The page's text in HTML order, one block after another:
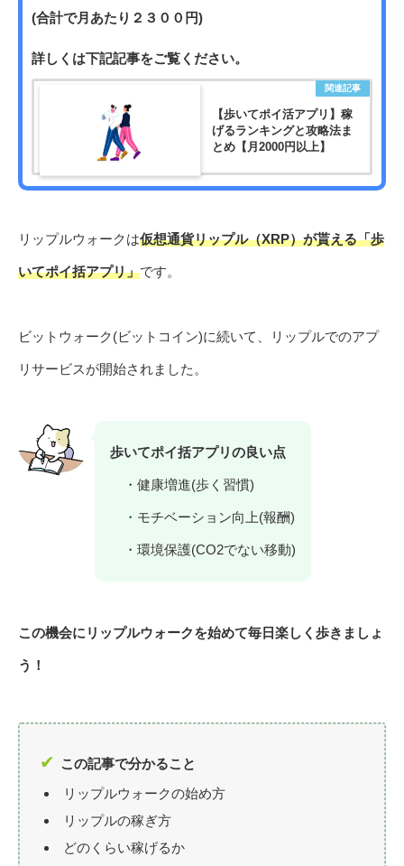
(合計で月あたり２３００円)
詳しくは下記記事をご覧ください。
関連記事
【歩いてポイ活アプリ】稼
げるランキングと攻略法ま
とめ【月2000円以上】
リップルウォークは仮想通貨リップル（XRP）が貰える「歩
いてポイ括アプリ」です。
ビットウォーク(ビットコイン)に続いて、リップルでのアプ
リサービスが開始されました。
歩いてポイ括アプリの良い点
・健康増進(歩く習慣)
・モチベーション向上(報酬)
・環境保護(CO2でない移動)
この機会にリップルウォークを始めて毎日楽しく歩きましょ
う！
この記事で分かること
リップルウォークの始め方
リップルの稼ぎ方
どのくらい稼げるか